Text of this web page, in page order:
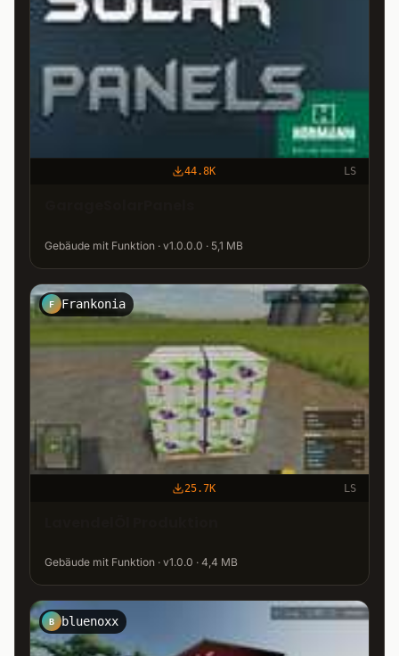
44.8K LS
Gebäude mit Funktion · v1.0.0.0 · 5,1 MB
F Frankonia
25.7K LS
Gebäude mit Funktion · v1.0.0 · 4,4 MB
B bluenoxx